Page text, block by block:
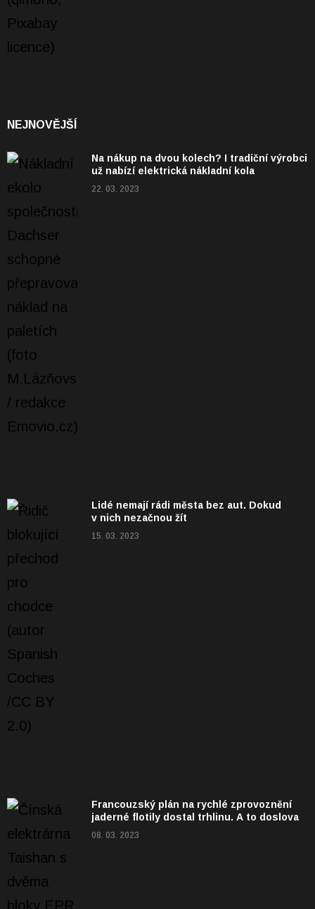
NEJNOVĚJŠÍ
Na nákup na dvou kolech? I tradiční výrobci
už nabízí elektrická nákladní kola
22. 03. 2023
Lidé nemají rádi města bez aut. Dokud
v nich nezačnou žít
15. 03. 2023
Francouzský plán na rychlé zprovoznění
jaderné flotily dostal trhlinu. A to doslova
08. 03. 2023